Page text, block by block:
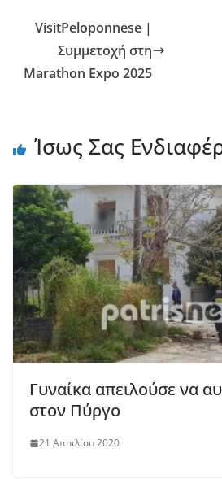
VisitPeloponnese |
Συμμετοχή στη
Marathon Expo 2025
Ίσως Σας
Γυναίκα απειλούσε να
στον Πύργο
21 Απριλίου 2020